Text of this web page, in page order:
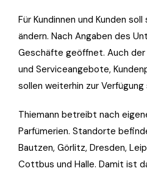
Für Kundinnen und Kunden
ändern. Nach Angaben des
Geschäfte geöffnet. Auch
und Serviceangebote,
sollen weiterhin zur Verfügung
Thiemann betreibt nach
Parfümerien. Standorte
Bautzen, Görlitz, Dresden,
Cottbus und Halle. Damit ist